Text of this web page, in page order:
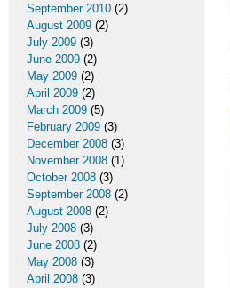
September 2010 (2)
August 2009 (2)
July 2009 (3)
June 2009 (2)
May 2009 (2)
April 2009 (2)
March 2009 (5)
February 2009 (3)
December 2008 (3)
November 2008 (1)
October 2008 (3)
September 2008 (2)
August 2008 (2)
July 2008 (3)
June 2008 (2)
May 2008 (3)
April 2008 (3)